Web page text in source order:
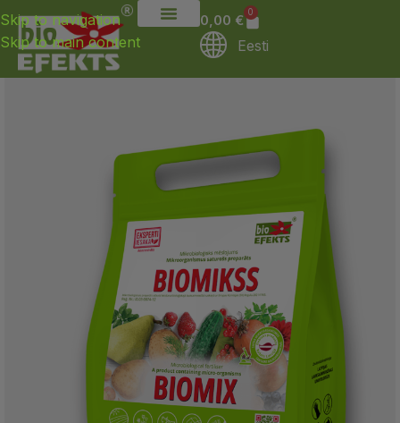
Skip to navigation
Skip to main content
0,00 €
0
Eesti